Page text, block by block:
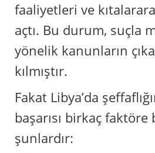
faaliyetleri ve
açtı. Bu durum, suçla
yönelik kanunların
kılmıştır.
Fakat Libya’da
başarısı birkaç
şunlardır: